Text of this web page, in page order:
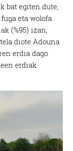
bat egiten dute,
eta wolofa.
(%95) izan,
diote Adouna
erdia dago
erdiak